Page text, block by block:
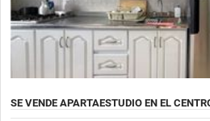
SE VENDE APARTAESTUDIO EN EL